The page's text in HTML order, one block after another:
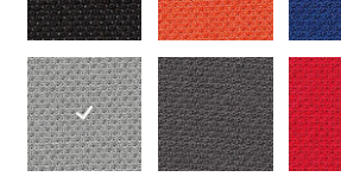
1043 grau 1046 grau-schwarz